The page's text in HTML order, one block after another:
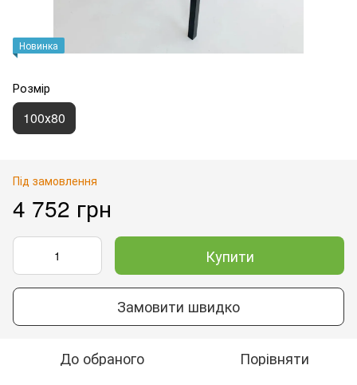
Новинка
Розмір
100х80
Під замовлення
4 752 грн
Купити
Замовити швидко
До обраного Порівняти